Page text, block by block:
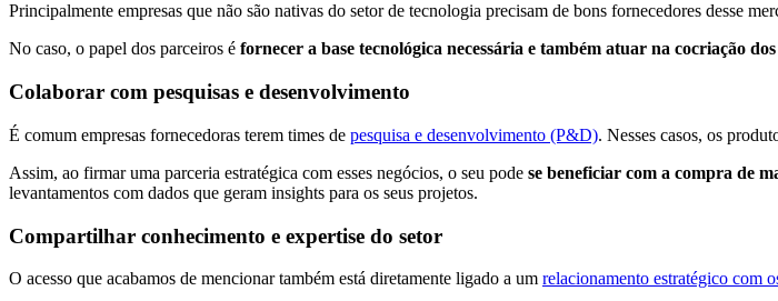
Principalmente empresas que não são nativas do setor de tecnologia precisam de bons fornecedores desse
No caso, o papel dos parceiros é fornecer a base tecnológica necessária e também atuar na cocriação
Colaborar com pesquisas e desenvolvimento
É comum empresas fornecedoras terem times de pesquisa e desenvolvimento (P&D). Nesses casos, os
Assim, ao firmar uma parceria estratégica com esses negócios, o seu pode se beneficiar com a compra de
levantamentos com dados que geram insights para os seus projetos.
Compartilhar conhecimento e expertise do setor
O acesso que acabamos de mencionar também está diretamente ligado a um relacionamento estratégico com